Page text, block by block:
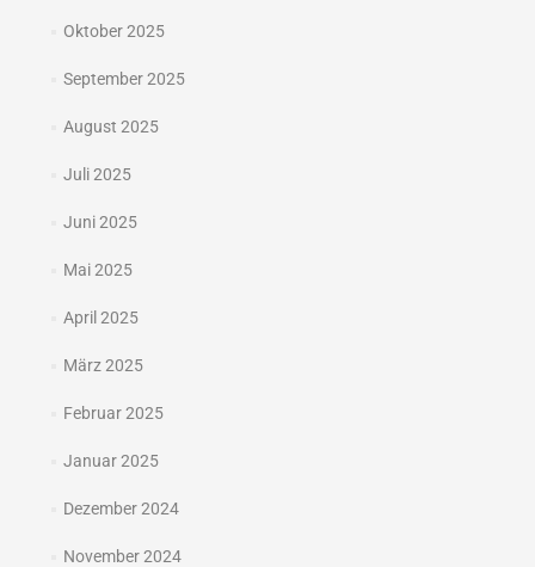
Oktober 2025
September 2025
August 2025
Juli 2025
Juni 2025
Mai 2025
April 2025
März 2025
Februar 2025
Januar 2025
Dezember 2024
November 2024